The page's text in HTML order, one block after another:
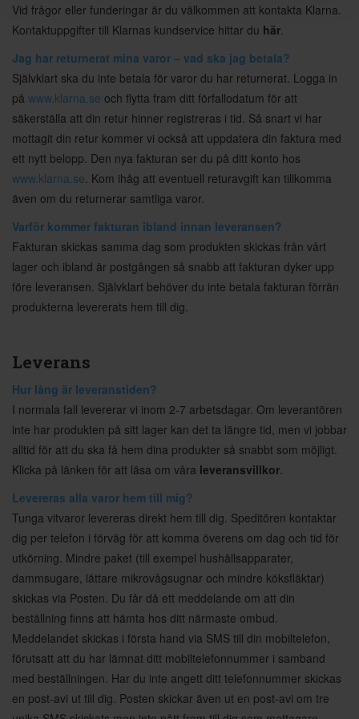
Vid frågor eller funderingar är du välkommen att kontakta Klarna.
Kontaktuppgifter till Klarnas kundservice hittar du här.
Jag har returnerat mina varor – vad ska jag betala?
Självklart ska du inte betala för varor du har returnerat. Logga in
på www.klarna.se och flytta fram ditt förfallodatum för att
säkerställa att din retur hinner registreras i tid. Så snart vi har
mottagit din retur kommer vi också att uppdatera din faktura med
ett nytt belopp. Den nya fakturan ser du på ditt konto hos
www.klarna.se. Kom ihåg att eventuell returavgift kan tillkomma
även om du returnerar samtliga varor.
Varför kommer fakturan ibland innan leveransen?
Fakturan skickas samma dag som produkten skickas från vårt
lager och ibland är postgången så snabb att fakturan dyker upp
före leveransen. Självklart behöver du inte betala fakturan förrän
produkterna levererats hem till dig.
Leverans
Hur lång är leveranstiden?
I normala fall levererar vi inom 2-7 arbetsdagar. Om leverantören
inte har produkten på sitt lager kan det ta längre tid, men vi jobbar
alltid för att du ska få hem dina produkter så snabbt som möjligt.
Klicka på länken för att läsa om våra leveransvillkor.
Levereras alla varor hem till mig?
Tunga vitvaror levereras direkt hem till dig. Speditören kontaktar
dig per telefon i förväg för att komma överens om dag och tid för
utkörning. Mindre paket (till exempel hushållsapparater,
dammsugare, lättare mikrovågsugnar och mindre köksfläktar)
skickas via Posten. Du får då ett meddelande om att din
beställning finns att hämta hos ditt närmaste ombud.
Meddelandet skickas i första hand via SMS till din mobiltelefon,
förutsatt att du har lämnat ditt mobiltelefonnummer i samband
med beställningen. Har du inte angett ditt telefonnummer skickas
en post-avi ut till dig. Posten skickar även ut en post-avi om tre